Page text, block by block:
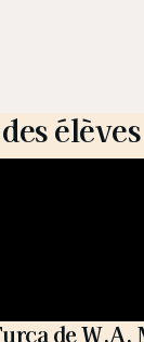
élèves
de W.A.